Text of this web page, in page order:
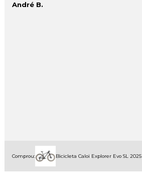
André B.
Comprou: Bicicleta Caloi Explorer Evo SL 2025